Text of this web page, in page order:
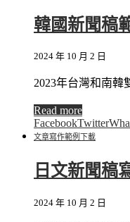
韓國新聞稿
2024 年 10 月 2 日
2023年台灣和南
Read more
FacebookTwitter
文章寫作範例下載
日文新聞稿
2024 年 10 月 2 日